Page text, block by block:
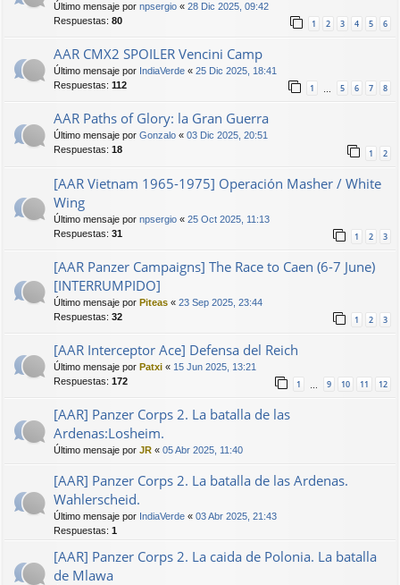
Último mensaje por npsergio « 28 Dic 2025, 09:42
Respuestas: 80 1 2 3 4 5 6
AAR CMX2 SPOILER Vencini Camp
Último mensaje por IndiaVerde « 25 Dic 2025, 18:41
Respuestas: 112 1 … 5 6 7 8
AAR Paths of Glory: la Gran Guerra
Último mensaje por Gonzalo « 03 Dic 2025, 20:51
Respuestas: 18 1 2
[AAR Vietnam 1965-1975] Operación Masher / White
Wing
Último mensaje por npsergio « 25 Oct 2025, 11:13
Respuestas: 31 1 2 3
[AAR Panzer Campaigns] The Race to Caen (6-7 June)
[INTERRUMPIDO]
Último mensaje por Piteas « 23 Sep 2025, 23:44
Respuestas: 32 1 2 3
[AAR Interceptor Ace] Defensa del Reich
Último mensaje por Patxi « 15 Jun 2025, 13:21
Respuestas: 172 1 9 10 11 12
[AAR] Panzer Corps 2. La batalla de las
Ardenas:Losheim.
Último mensaje por JR « 05 Abr 2025, 11:40
[AAR] Panzer Corps 2. La batalla de las Ardenas.
Wahlerscheid.
Último mensaje por IndiaVerde « 03 Abr 2025, 21:43
Respuestas: 1
[AAR] Panzer Corps 2. La caida de Polonia. La batalla
de Mlawa